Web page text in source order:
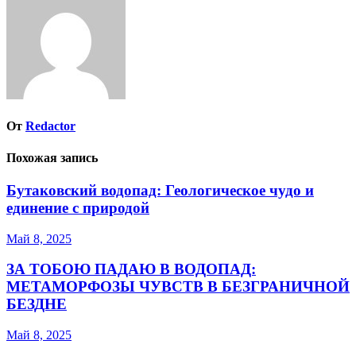
От Redactor
Похожая запись
Бутаковский водопад: Геологическое чудо и
единение с природой
Май 8, 2025
ЗА ТОБОЮ ПАДАЮ В ВОДОПАД:
МЕТАМОРФОЗЫ ЧУВСТВ В БЕЗГРАНИЧНОЙ
БЕЗДНЕ
Май 8, 2025